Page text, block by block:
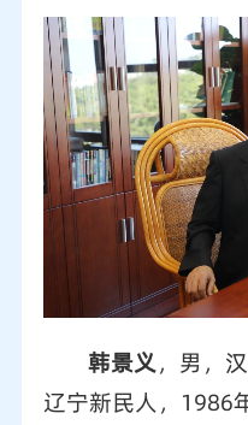
韩景义，男，
辽宁新民人，1986